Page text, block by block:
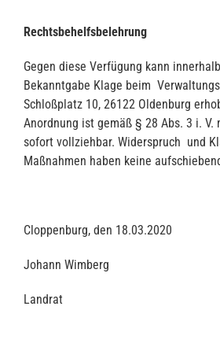
Rechtsbehelfsbelehrung
Gegen diese Verfügung kann
Bekanntgabe Klage beim
Schloßplatz 10, 26122 Oldenburg
Anordnung ist gemäß § 28 Abs. 3 i. V.
sofort vollziehbar. Widerspruch und
Maßnahmen haben keine
Cloppenburg, den 18.03.2020
Johann Wimberg
Landrat